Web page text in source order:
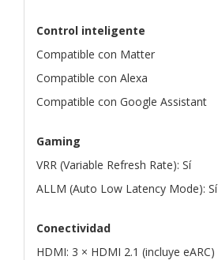
Control inteligente
Compatible con Matter
Compatible con Alexa
Compatible con Google Assistant
Gaming
VRR (Variable Refresh Rate): Sí
ALLM (Auto Low Latency Mode): Sí
Conectividad
HDMI: 3 × HDMI 2.1 (incluye eARC)